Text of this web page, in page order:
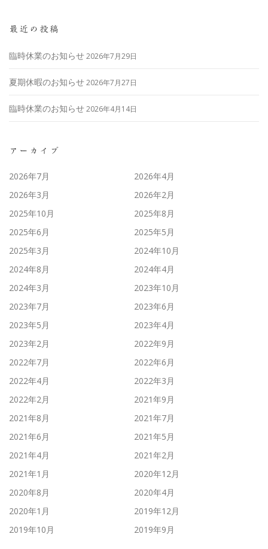
最近の投稿
臨時休業のお知らせ2026年7月29日
夏期休暇のお知らせ2026年7月27日
臨時休業のお知らせ2026年4月14日
アーカイブ
2026年7月
2026年4月
2026年3月
2026年2月
2025年10月
2025年8月
2025年6月
2025年5月
2025年3月
2024年10月
2024年8月
2024年4月
2024年3月
2023年10月
2023年7月
2023年6月
2023年5月
2023年4月
2023年2月
2022年9月
2022年7月
2022年6月
2022年4月
2022年3月
2022年2月
2021年9月
2021年8月
2021年7月
2021年6月
2021年5月
2021年4月
2021年2月
2021年1月
2020年12月
2020年8月
2020年4月
2020年1月
2019年12月
2019年10月
2019年9月